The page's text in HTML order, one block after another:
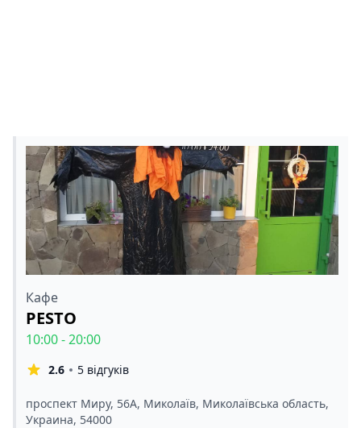
Кафе
PESTO
10:00 - 20:00
2.6 5 відгуків
проспект Миру, 56А, Миколаїв, Миколаївська область,
Украина, 54000